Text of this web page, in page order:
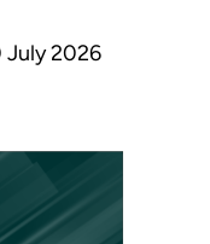
July 2026